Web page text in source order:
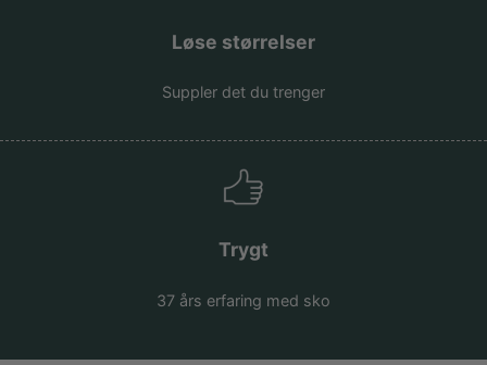
Løse størrelser
Suppler det du trenger
Trygt
37 års erfaring med sko